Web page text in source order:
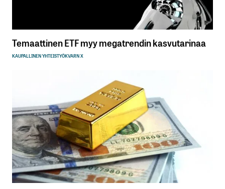
Temaattinen ETF myy megatrendin kasvutarinaa
KAUPALLINEN YHTEISTYÖKVARN X